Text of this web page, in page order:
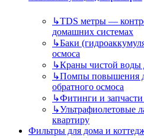
↳TDS метры —
домашних системах
↳Баки
осмоса
↳Краны чистой воды
↳Помпы повышения
обратного осмоса
↳Фитинги и
↳Ультрафиолетовые
квартиру
Фильтры для дома и